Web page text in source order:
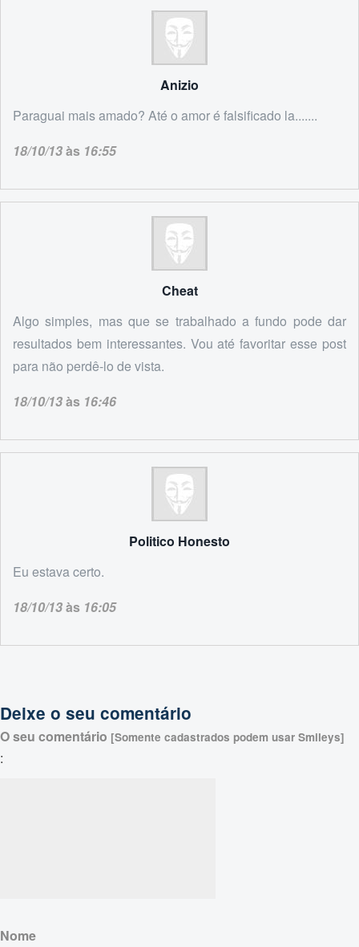
Anizio
Paraguai mais amado? Até o amor é falsificado la.......
18/10/13às 16:55
Cheat
Algo simples, mas que se trabalhado a fundo pode dar
resultados bem interessantes. Vou até favoritar esse post
para não perdê-lo de vista.
18/10/13às 16:46
Politico Honesto
Eu estava certo.
18/10/13às 16:05
Deixe o seu comentário
O seu comentário [Somente cadastrados podem usar Smileys]
:
Nome